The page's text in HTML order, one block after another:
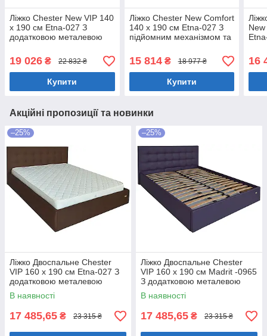
Ліжко Chester New VIP 140
х 190 см Etna-027 З
додатковою металевою
Коричневий
19 026 ₴ 22 832 ₴
Купити
Ліжко Chester New Comfort
140 х 190 см Etna-027 З
підйомним механізмом та
Коричневий
15 814₴ 18 977 ₴
Купити
16
Акційні пропозиції та новинки
–25%
Ліжко Двоспальне Chester
VIP 160 х 190 см Etna-027 З
додатковою металевою
цільнозварною рамою
Коричневий
В наявності
17 485,65 ₴ 23 315 ₴
–25%
Ліжко Двоспальне Chester
VIP 160 х 190 см Madrit -0965
З додатковою металевою
цільнозварною рамою
Фіолетовий
В наявності
17 485,65 ₴ 23 315 ₴